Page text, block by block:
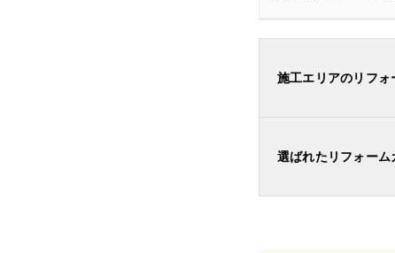
施工エリアのリフォ
選ばれたリフォーム